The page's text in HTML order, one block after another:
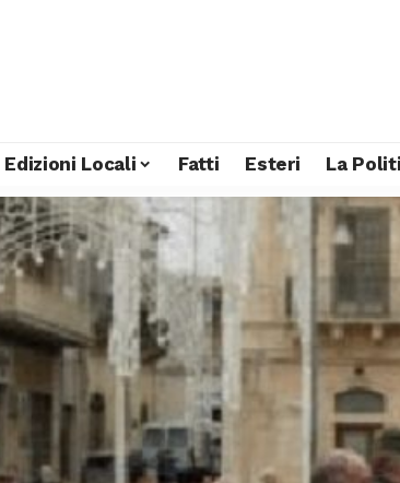
Edizioni Locali Fatti Esteri La